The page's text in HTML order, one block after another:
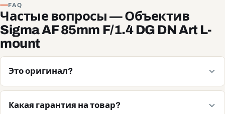
FAQ
Частые вопросы — Объектив
Sigma AF 85mm F/1.4 DG DN Art L-
mount
Это оригинал?
Какая гарантия на товар?